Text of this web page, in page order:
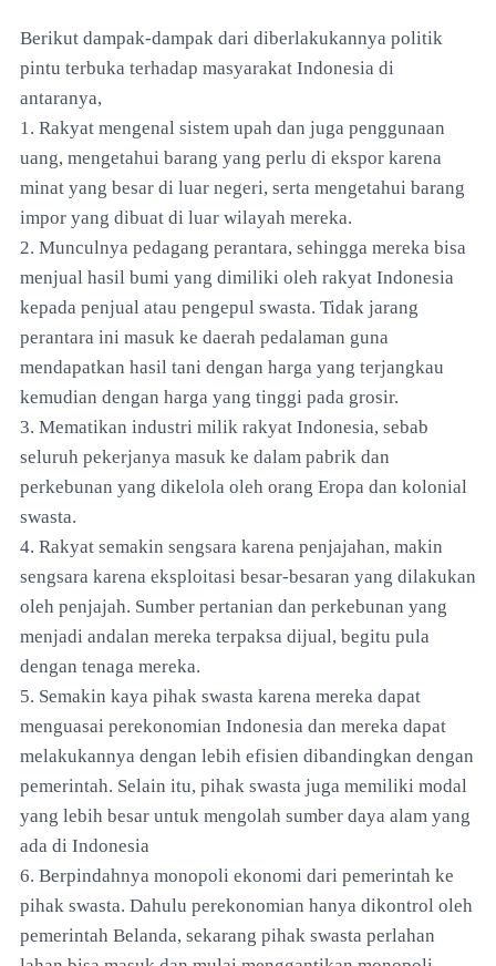
Berikut dampak-dampak dari diberlakukannya politik
pintu terbuka terhadap masyarakat Indonesia di
antaranya,
1. Rakyat mengenal sistem upah dan juga penggunaan
uang, mengetahui barang yang perlu di ekspor karena
minat yang besar di luar negeri, serta mengetahui barang
impor yang dibuat di luar wilayah mereka.
2. Munculnya pedagang perantara, sehingga mereka bisa
menjual hasil bumi yang dimiliki oleh rakyat Indonesia
kepada penjual atau pengepul swasta. Tidak jarang
perantara ini masuk ke daerah pedalaman guna
mendapatkan hasil tani dengan harga yang terjangkau
kemudian dengan harga yang tinggi pada grosir.
3. Mematikan industri milik rakyat Indonesia, sebab
seluruh pekerjanya masuk ke dalam pabrik dan
perkebunan yang dikelola oleh orang Eropa dan kolonial
swasta.
4. Rakyat semakin sengsara karena penjajahan, makin
sengsara karena eksploitasi besar-besaran yang dilakukan
oleh penjajah. Sumber pertanian dan perkebunan yang
menjadi andalan mereka terpaksa dijual, begitu pula
dengan tenaga mereka.
5. Semakin kaya pihak swasta karena mereka dapat
menguasai perekonomian Indonesia dan mereka dapat
melakukannya dengan lebih efisien dibandingkan dengan
pemerintah. Selain itu, pihak swasta juga memiliki modal
yang lebih besar untuk mengolah sumber daya alam yang
ada di Indonesia
6. Berpindahnya monopoli ekonomi dari pemerintah ke
pihak swasta. Dahulu perekonomian hanya dikontrol oleh
pemerintah Belanda, sekarang pihak swasta perlahan